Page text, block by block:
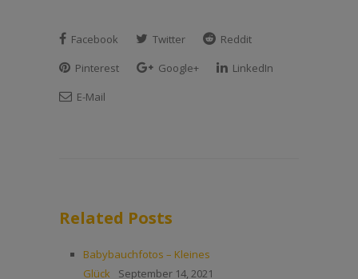
Facebook Twitter
Reddit
Pinterest
Google+
LinkedIn
E-Mail
Related Posts
Babybauchfotos – Kleines
Glück
September 14, 2021